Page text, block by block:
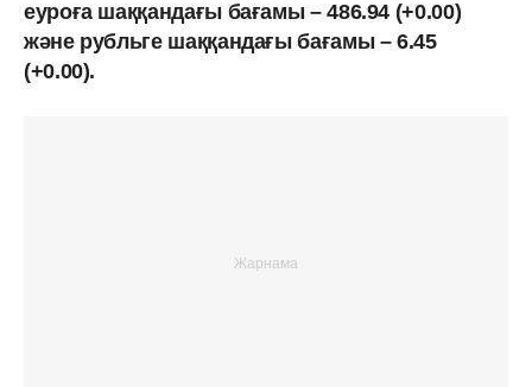
еуроға шаққандағы бағамы – 486.94 (+0.00)
және рубльге шаққандағы бағамы – 6.45
(+0.00).